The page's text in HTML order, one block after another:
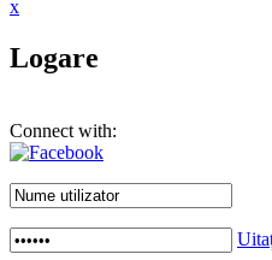
x
Logare
Connect with: